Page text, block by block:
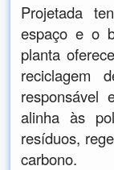
Projetada
espaço e o
planta
reciclagem
responsável
alinha às
resíduos,
carbono.